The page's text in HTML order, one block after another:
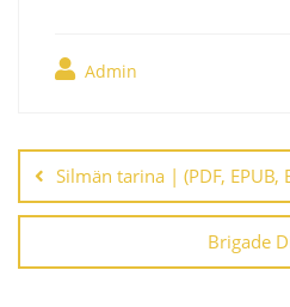
Admin
de
entradas
Silmän tarina | (PDF, EPUB,
Brigade